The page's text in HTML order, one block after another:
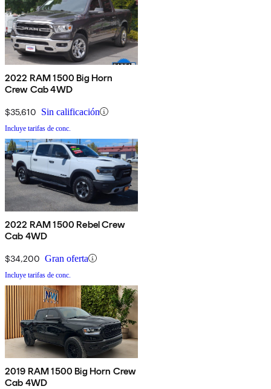
2022 RAM 1500 Big Horn
Crew Cab 4WD
$35,610 Sin calificación
Incluye tarifas de conc.
2022 RAM 1500 Rebel Crew
Cab 4WD
$34,200 Gran oferta
Incluye tarifas de conc.
2019 RAM 1500 Big Horn Crew
Cab 4WD